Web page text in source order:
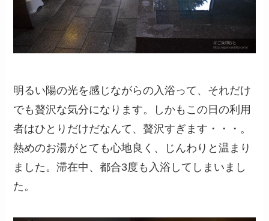
明るい陽の光を感じながらの入浴って、それだけ
でも贅沢な気分になります。しかもこの日の利用
者はひとりだけだなんて、贅沢すぎます・・・。
熱めのお湯がとても心地良く、じんわりと温まり
ました。滞在中、都合3度も入浴してしまいまし
た。